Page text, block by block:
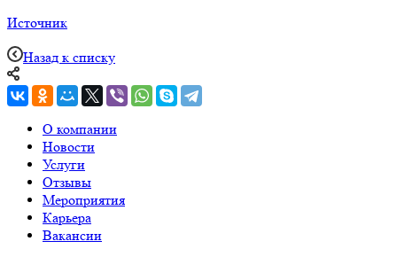
Источник
Назад к списку
О компании
Новости
Услуги
Отзывы
Мероприятия
Карьера
Вакансии